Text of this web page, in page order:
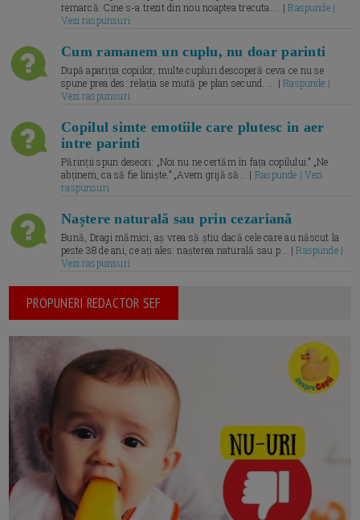
remarcă. Cine s-a trezit din nou noaptea trecuta.... |Raspunde |
Vezi raspunsuri
Cum ramanem un cuplu, nu doar parinti
După apariția copiilor, multe cupluri descoperă ceva ce nu se
spune prea des: relația se mută pe plan secund. ... |Raspunde |
Vezi raspunsuri
Copilul simte emotiile care plutesc in aer
intre parinti
Părinții spun deseori: „Noi nu ne certăm în fața copilului.” „Ne
abținem, ca să fie liniște.” „Avem grijă să... | Raspunde | Vezi
raspunsuri
Naștere naturală sau prin cezariană
Bună, Dragi mămici, aș vrea să știu dacă cele care au născut la
peste 38 de ani, ce ați ales: nașterea naturală sau p... |Raspunde |
Vezi raspunsuri
PROPUNERI REDACTOR SEF